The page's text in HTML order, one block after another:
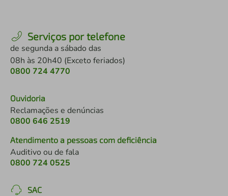
Serviços por telefone
de segunda a sábado das
08h às 20h40 (Exceto feriados)
0800 724 4770
Ouvidoria
Reclamações e denúncias
0800 646 2519
Atendimento a pessoas com deficiência
Auditivo ou de fala
0800 724 0525
SAC